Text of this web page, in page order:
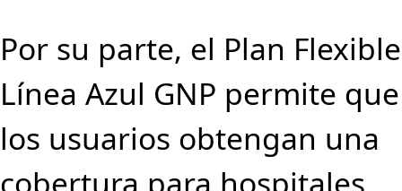
Por su parte, el Plan Flexible
Línea Azul GNP permite que
los usuarios obtengan una